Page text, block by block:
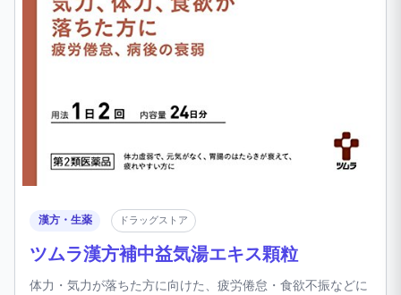
漢方・生薬 ドラッグストア
ツムラ漢方補中益気湯エキス顆粒
体力・気力が落ちた方に向けた、疲労倦怠・食欲不振などに